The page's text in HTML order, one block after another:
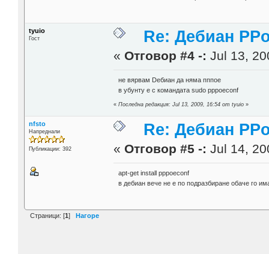
tyuio
Гост Re: Дебиан
« Отговор #4 -: Jul 13,
не вярвам Dебиан да няма пппое
в убунту е с командата sudo pppoeconf
«Последна редакция: Jul 13, 2009, 16:54 от tyuio »
nfsto
Напреднали
Публикации: 392
Re: Дебиан
« Отговор #5 -: Jul 14,
apt-get install pppoeconf
в дебиан вече не е по подразбиране обаче го
Страници: [1 ] Нагоре